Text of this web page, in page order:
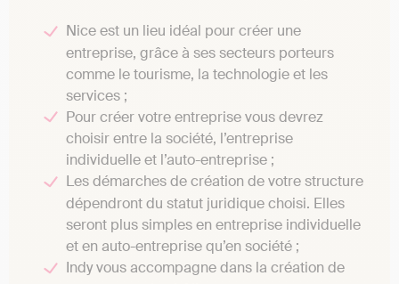
Nice est un lieu idéal pour créer une
entreprise, grâce à ses secteurs porteurs
comme le tourisme, la technologie et les
services ;
Pour créer votre entreprise vous devrez
choisir entre la société, l’entreprise
individuelle et l’auto-entreprise ;
Les démarches de création de votre structure
dépendront du statut juridique choisi. Elles
seront plus simples en entreprise individuelle
et en auto-entreprise qu’en société ;
Indy vous accompagne dans la création de